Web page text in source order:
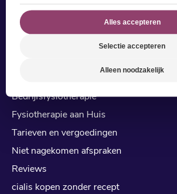
Alles accepteren
Selectie accepteren
Alleen noodzakelijk
Behandelingen
Bedrijfsfysiotherapie
Fysiotherapie aan Huis
Tarieven en vergoedingen
Niet nagekomen afspraken
Reviews
cialis kopen zonder recept